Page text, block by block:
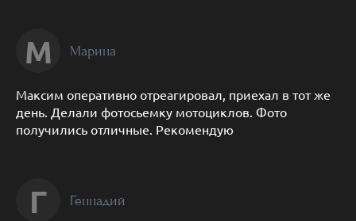
М Марина
Максим оперативно отреагировал, приехал в тот же
день. Делали фотосьемку мотоциклов. Фото
получились отличные. Рекомендую
Г Геннадий